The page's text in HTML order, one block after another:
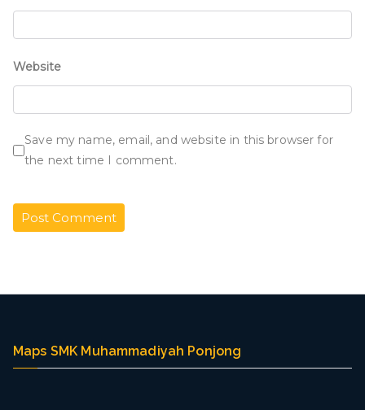
Website
Save my name, email, and website in this browser for
the next time I comment.
Maps SMK Muhammadiyah Ponjong